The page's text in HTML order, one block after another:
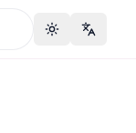
Toggle theme